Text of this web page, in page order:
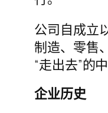
公司自成立
制造、零售
“走出去”的
企业历史